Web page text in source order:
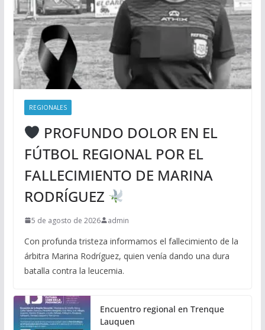
REGIONALES
PROFUNDO DOLOR EN EL
FÚTBOL REGIONAL POR EL
FALLECIMIENTO DE MARINA
RODRÍGUEZ
5 de agosto de 2026 admin
Con profunda tristeza informamos el fallecimiento de la
árbitra Marina Rodríguez, quien venía dando una dura
batalla contra la leucemia.
Encuentro regional en Trenque
Lauquen